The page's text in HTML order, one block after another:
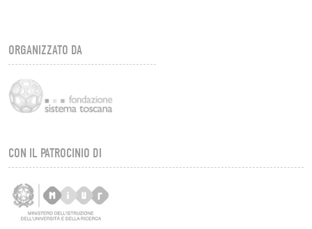
ORGANIZZATO DA
CON IL PATROCINIO DI